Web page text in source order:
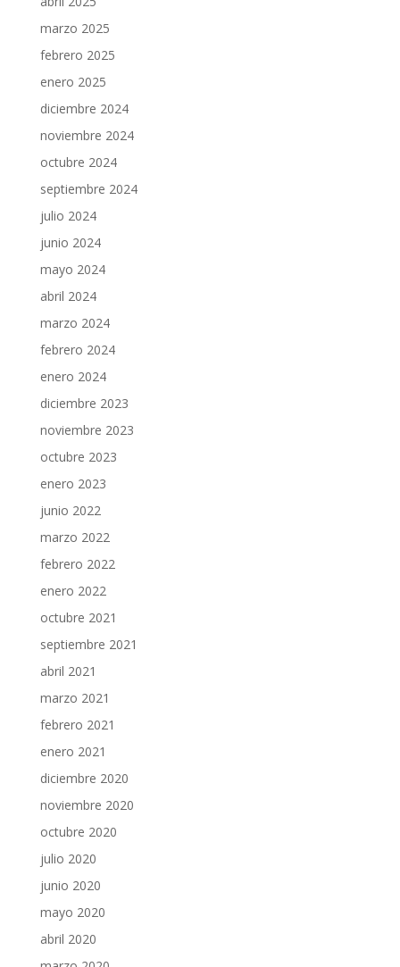
marzo 2025
febrero 2025
enero 2025
diciembre 2024
noviembre 2024
octubre 2024
septiembre 2024
julio 2024
junio 2024
mayo 2024
abril 2024
marzo 2024
febrero 2024
enero 2024
diciembre 2023
noviembre 2023
octubre 2023
enero 2023
junio 2022
marzo 2022
febrero 2022
enero 2022
octubre 2021
septiembre 2021
abril 2021
marzo 2021
febrero 2021
enero 2021
diciembre 2020
noviembre 2020
octubre 2020
julio 2020
junio 2020
mayo 2020
abril 2020